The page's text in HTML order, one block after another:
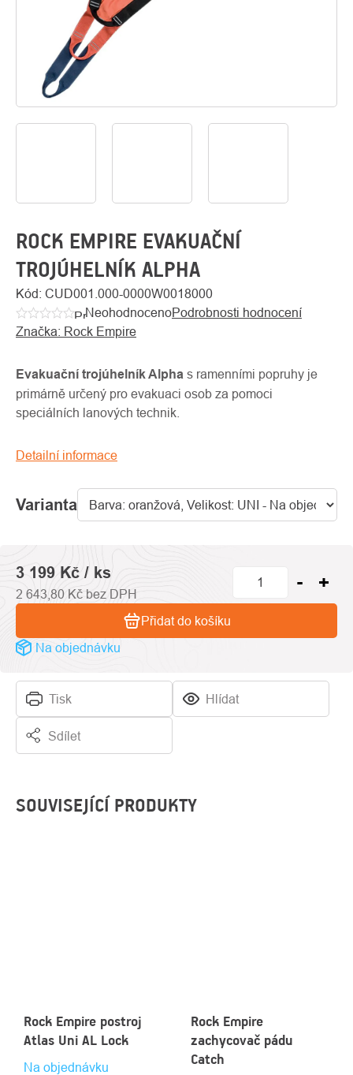
O
ROCK EMPIRE EVAKUAČNÍ
TROJÚHELNÍK ALPHA
Kód: CUD001.000-0000W0018000
Průměrné
hodnocení
je
0,0
z
hvězdiček.
NeohodnocenoPodrobnosti hodnocení
Značka: Rock Empire
Varianta
Evakuační trojúhelník Alpha s ramenními popruhy je
primárně určený pro evakuaci osob za pomoci
speciálních lanových technik.
Detailní informace
Tisk Hlídat
Sdílet
3 199 Kč / ks
2 643,80 Kč bez DPH
Na objednávku
Přidat do košíku
SOUVISEJÍCÍ PRODUKTY
Rock Empire postroj
Atlas Uni AL Lock
Na objednávku
Rock Empire
zachycovač pádu
Catch